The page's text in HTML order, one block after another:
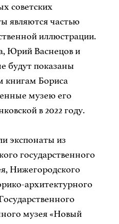
советских
являются частью
иллюстрации.
Юрий Васнецов и
будут показаны
книгам Бориса
музею его
в 2022 году.
экспонаты из
государственного
Нижегородского
архитектурного
музея «Новый